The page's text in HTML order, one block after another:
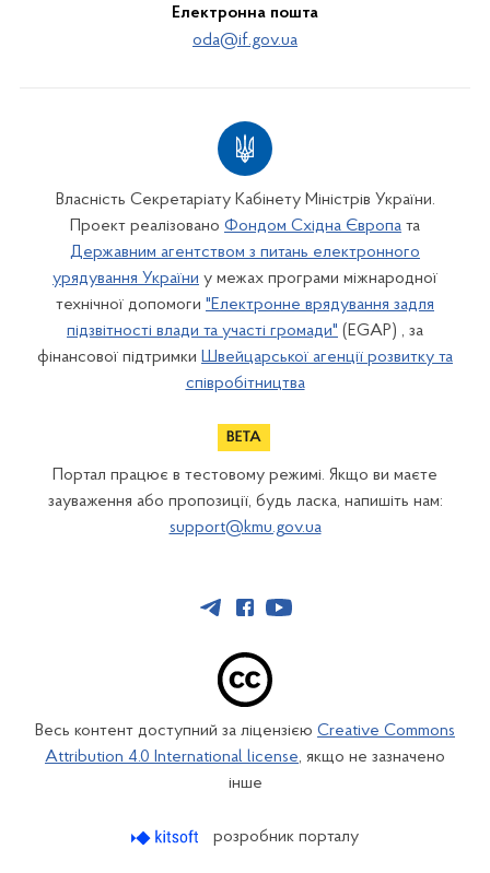
Електронна пошта
oda@if.gov.ua
Власність Секретаріату Кабінету Міністрів України.
Проект реалізовано Фондом Східна Європа та
Державним агентством з питань електронного
урядування України у межах програми міжнародної
технічної допомоги "Електронне врядування задля
підзвітності влади та участі громади" (EGAP) , за
фінансової підтримки Швейцарської агенції розвитку та
співробітництва
Портал працює в тестовому режимі. Якщо ви маєте
зауваження або пропозиції, будь ласка, напишіть нам:
support@kmu.gov.ua
Весь контент доступний за ліцензією Creative Commons
Attribution 4.0 International license, якщо не зазначено
інше
розробник порталу